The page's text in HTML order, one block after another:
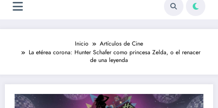
Inicio
Artículos de Cine
La etérea corona: Hunter Schafer como princesa Zelda, o el renacer
de una leyenda